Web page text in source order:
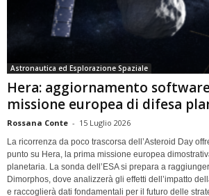
Astronautica ed Esplorazione Spaziale
Hera: aggiornamento
missione europea di difesa
Rossana Conte - 15 Luglio 2026
La ricorrenza da poco trascorsa dell’Asteroid Day
punto su Hera, la prima missione europea
planetaria. La sonda dell’ESA si prepara a
Dimorphos, dove analizzerà gli effetti dell’impatto
e raccoglierà dati fondamentali per il futuro delle